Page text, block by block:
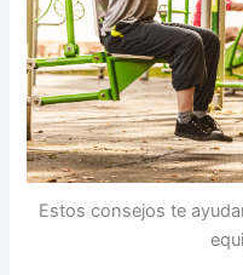
Estos consejos te